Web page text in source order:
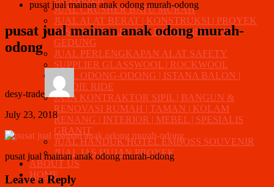
JUAL CRUSHER BATU MURAH
JUAL ALAT BERAT | KONSTRUKSI | PROYEK
JASA PANEL LISTRIK KAPAL, INDUSTRI,
GEDUNG
JUAL PERLENGKAPAN ALAT SAFETY
SUPPLIER GLASSWOOL | ROCKWOOL
JUAL ODONG-ODONG | ISTANA BALON |
KIDDIE RIDE
JASA KONTRAKTOR SIPIL | BANGUN &
RENOVASI RUMAH | TAMAN | KOLAM
RENANG | INTERIOR | MEBEL | SPESIALIS
GRANIT
JUAL HANDUK HOTEL EMBOSS SOUVENIR
JUAL JAS HUJAN PROYEK
ABOUT US
HOME
pusat jual mainan anak odong murah-odong
pusat jual mainan anak odong murah-
odong
desy-trade
July 23, 2018
pusat jual mainan anak odong murah-odong
Leave a Reply